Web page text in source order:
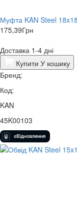
Муфта KAN Steel
175,39Грн
Доставка 1-4 дні
Купити У кошику
Бренд:
Код:
KAN
45K00103